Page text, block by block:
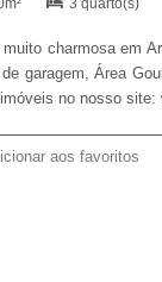
3 quarto(s)
charmosa em
garagem, Área
no nosso site: